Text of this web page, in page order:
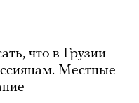
что в Грузии
Местные